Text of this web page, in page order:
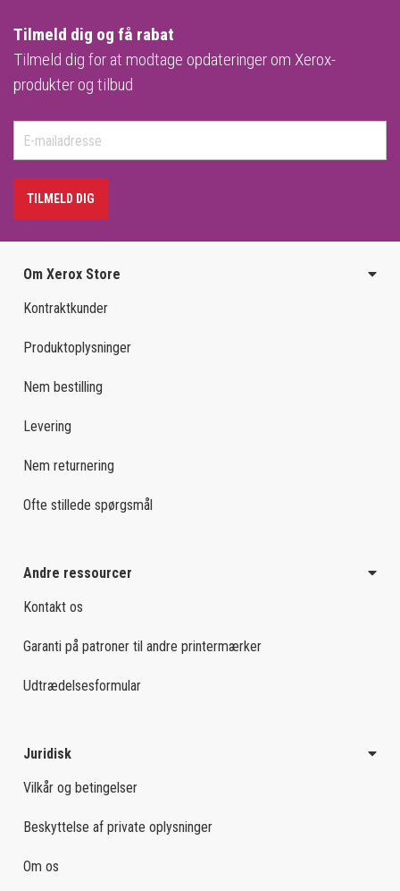
Tilmeld dig og få rabat
Tilmeld dig for at modtage opdateringer om Xerox-
produkter og tilbud
TILMELD DIG
Om Xerox Store
Kontraktkunder
Produktoplysninger
Nem bestilling
Levering
Nem returnering
Ofte stillede spørgsmål
Andre ressourcer
Kontakt os
Garanti på patroner til andre printermærker
Udtrædelsesformular
Juridisk
Vilkår og betingelser
Beskyttelse af private oplysninger
Om os